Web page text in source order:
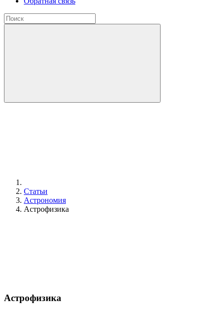
Статьи
Астрономия
Астрофизика
Астрофизика